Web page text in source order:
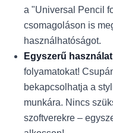
a "Universal Pencil
csomagoláson is
használhatóságot.
Egyszerű
folyamatokat!
bekapcsolhatja a
munkára. Nincs
szoftverekre –